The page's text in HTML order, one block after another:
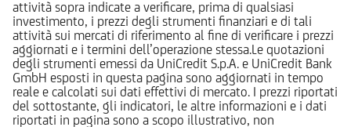
attività sopra indicate a verificare, prima di qualsiasi
investimento, i prezzi degli strumenti finanziari e di tali
attività sui mercati di riferimento al fine di verificare i prezzi
aggiornati e i termini dell’operazione stessa.Le quotazioni
degli strumenti emessi da UniCredit S.p.A. e UniCredit Bank
GmbH esposti in questa pagina sono aggiornati in tempo
reale e calcolati sui dati effettivi di mercato. I prezzi riportati
del sottostante, gli indicatori, le altre informazioni e i dati
riportati in pagina sono a scopo illustrativo, non